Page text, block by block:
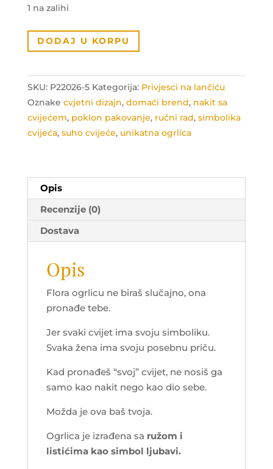
1 na zalihi
Ogrlica
simbol
količina
DODAJ U KORPU
SKU: P22026-5 Kategorija: Privjesci na lančiću
Oznake cvjetni dizajn, domaći brend, nakit sa
cvijećem, poklon pakovanje, ručni rad, simbolika
cvijeća, suho cvijeće, unikatna ogrlica
Opis
Recenzije (0)
Dostava
Opis
Flora ogrlicu ne biraš slučajno, ona
pronađe tebe.
Jer svaki cvijet ima svoju simboliku.
Svaka žena ima svoju posebnu priču.
Kad pronađeš “svoj” cvijet, ne nosiš ga
samo kao nakit nego kao dio sebe.
Možda je ova baš tvoja.
Ogrlica je izrađena sa ružom i
listićima kao simbol ljubavi.